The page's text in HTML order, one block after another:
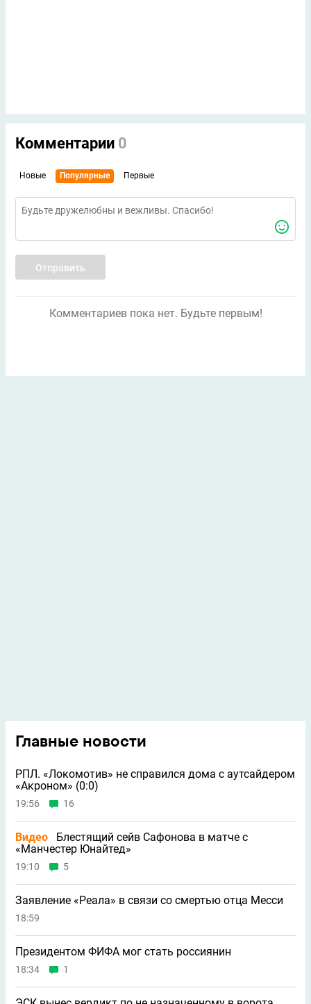
Комментарии 0
Новые Популярные Первые
Отправить
Комментариев пока нет. Будьте первым!
Главные новости
РПЛ. «Локомотив» не справился дома с аутсайдером
«Акроном» (0:0)
19:56 16
Видео
Блестящий сейв Сафонова в матче с
«Манчестер Юнайтед»
19:10 5
Заявление «Реала» в связи со смертью отца Месси
18:59
Президентом ФИФА мог стать россиянин
18:34 1